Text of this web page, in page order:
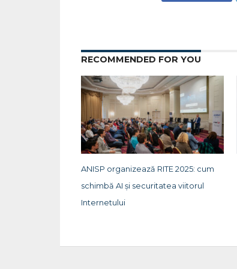
RECOMMENDED FOR YOU
ANISP organizează RITE 2025: cum
schimbă AI și securitatea viitorul
Internetului